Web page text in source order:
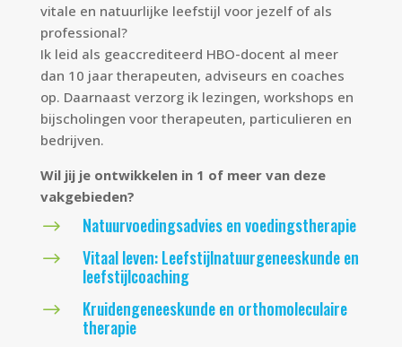
vitale en natuurlijke leefstijl voor jezelf of als
professional?
Ik leid als geaccrediteerd HBO-docent al meer
dan 10 jaar therapeuten, adviseurs en coaches
op. Daarnaast verzorg ik lezingen, workshops en
bijscholingen voor therapeuten, particulieren en
bedrijven.
Wil jij je ontwikkelen in 1 of meer van deze
vakgebieden?
$ Natuurvoedingsadvies en voedingstherapie
$
Vitaal leven: Leefstijlnatuurgeneeskunde en
leefstijlcoaching
$
Kruidengeneeskunde en orthomoleculaire
therapie